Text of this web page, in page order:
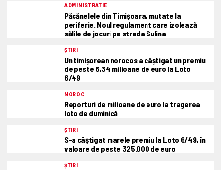
ADMINISTRATIE
Păcănelele din Timișoara, mutate la
periferie. Noul regulament care izolează
sălile de jocuri pe strada Sulina
ȘTIRI
Un timișorean norocos a câștigat un premiu
de peste 6,34 milioane de euro la Loto
6/49
NOROC
Reporturi de milioane de euro la tragerea
loto de duminică
ȘTIRI
S-a câștigat marele premiu la Loto 6/49, în
valoare de peste 325.000 de euro
ȘTIRI